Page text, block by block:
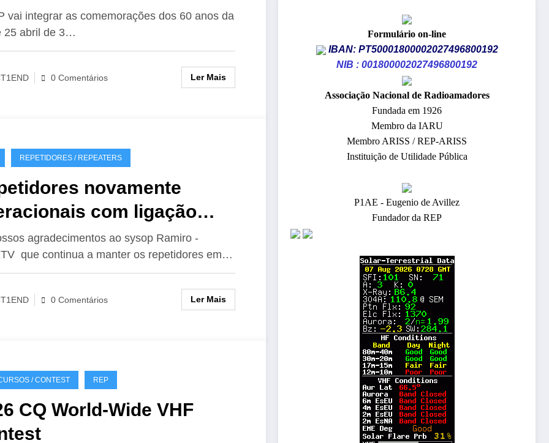
vai integrar as comemorações dos 60 anos da
25 abril de 3…
0 Comentários Ler Mais
REPETIDORES / REPEATERS
novamente
com ligação
agradecimentos ao sysop Ramiro -
que continua a manter os repetidores em…
0 Comentários Ler Mais
/ CONTEST REP
CQ World-Wide VHF
Formulário on-line
IBAN: PT50001800002027496800192
NIB : 001800002027496800192
​Associação Nacional de Radioamadores
Fundada em 1926
Membro da IARU
Membro ARISS / REP-ARISS
Instituição de Utilidade Pública
P1AE - Eugenio de Avillez
Fundador da REP